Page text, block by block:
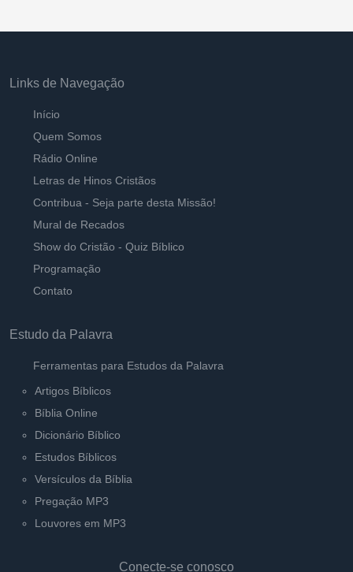
Links de Navegação
Início
Quem Somos
Rádio Online
Letras de Hinos Cristãos
Contribua - Seja parte desta Missão!
Mural de Recados
Show do Cristão - Quiz Bíblico
Programação
Contato
Estudo da Palavra
Ferramentas para Estudos da Palavra
Artigos Bíblicos
Bíblia Online
Dicionário Bíblico
Estudos Bíblicos
Versículos da Bíblia
Pregação MP3
Louvores em MP3
Conecte-se conosco